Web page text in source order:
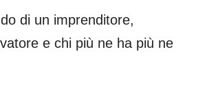
di un imprenditore,
e chi più ne ha più ne